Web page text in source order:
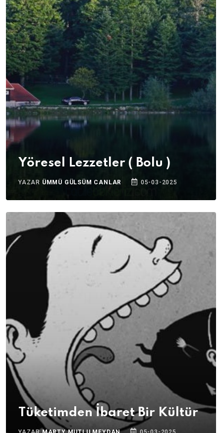
Yöresel Lezzetler ( Bolu )
YAZAR ÜMMÜ GÜLSÜM CANLAR 05-03-2025
Tüketimden İbaret Bir Kültür